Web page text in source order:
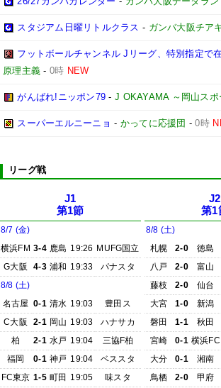
スタジアム日曜リトルクラス - ガンバ大阪チア
フットボールチャンネル Jリーグ、特別指定で
原理主義 - 0時 NEW
がんばれ!ニッポン79 -J OKAYAMA ～岡山ス
スーパーエルニーニョ - かってに応援団 -0時
リーグ戦
J1
第1節
8/7 (金)
横浜FM 3-4 鹿島 19:26 MUFG国立
G大阪
4-3 浦和 19:33
パナスタ
8/8 (土)
名古屋 0-1 清水 19:03
豊田ス
C大阪
2-1 岡山 19:03
ハナサカ
柏
2-1 水戸 19:04
三協F柏
福岡
0-1 神戸 19:04
ベススタ
FC東京 1-5 町田 19:05
味スタ
J2
第1
8/8 (土)
札幌
2-0
徳島
八戸
2-0
富山
藤枝
2-0
仙台
大宮
1-0
新潟
磐田
1-1
秋田
宮崎
0-1 横浜FC
大分
0-1
湘南
鳥栖
2-0
甲府